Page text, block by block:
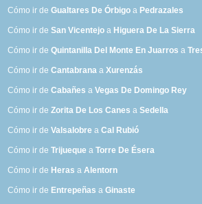
Cómo ir deGualtares De Órbigo a Pedrazales
Cómo ir deSan Vicentejo a Higuera De La Sierra
Cómo ir deQuintanilla Del Monte En Juarros a
Cómo ir deCantabrana aXurenzás
Cómo ir deCabañes aVegas De Domingo Rey
Cómo ir deZorita De Los Canes aSedella
Cómo ir deValsalobre aCal Rubió
Cómo ir deTrijueque aTorre De Ésera
Cómo ir de Heras aAlentorn
Cómo ir de Entrepeñas aGinaste